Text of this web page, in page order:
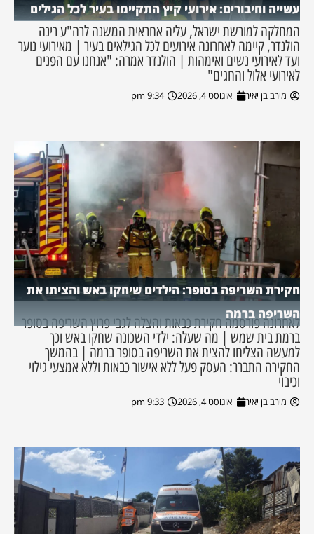
עשייה וחיבורים: אירועי קיץ התקיימו בעיר לכל הגילים
המחלקה למורשת ישראל, עליה אחראית המשנה לרה"ע רינה
הולנדר, קיימה לאחרונה אירועים לכל הגילאים בעיר | מאירועי נוער
ועד לאירועי נשים ואימהות | הולנדר אמרה: "אנחנו עם הפנים
לאירועי אלול והחגים"
מירב בן יאיר אוגוסט 4, 2026 9:34 pm
חקירת השריפה בסופר: הילדים שיחקו באש והציתו את
השריפה ברמה
לאחרונה פורסמה חקירת כבאות והצלה לגבי פרוץ השריפה בסופר
ברמת בית שמש | מה שעלה: ילדי השכונה שחקו באש וכך
למעשה הצליחו להצית את השריפה בסופר ברמה | בהמשך
החקירה התברר: העסק פעל ללא אישור כבאות וללא אמצעי גילוי
וכיבוי
מירב בן יאיר אוגוסט 4, 2026 9:33 pm